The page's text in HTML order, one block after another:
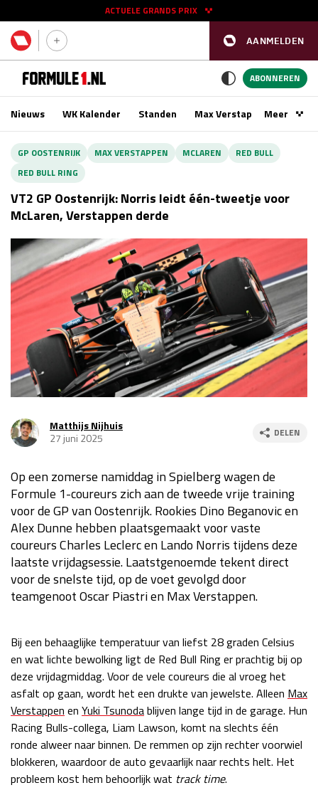
AANMELDEN
ACTUELE GRANDS PRIX
11 - 13 sep
Race
zo 15:00 - 17:00
GP AZERBEIDZJAN 2026
Kwalificatie
vr 14:00 - 15:00
Race
za 13:00 - 15:00
GP SINGAPORE 2026
Kwalificatie
za 15:00 - 16:00
Race
zo 14:00 - 16:00
GP VERENIGDE STATEN 2026 23 - 25 okt
Race
zo 21:00 - 23:00
GP MEXICO 2026 30 okt - 01 nov
Kwalificatie
za 22:00 - 23:00
Race
zo 21:00 - 23:00
GP SÃO PAULO 2026 06 - 08 nov
Kwalificatie
za 19:00 - 20:00
Race
zo 18:00 - 20:00
Kwalificatie
za 05:00 - 06:00
Race
zo 05:00 - 07:00
GP ABU DHABI 2026 04 - 06 dec
Kwalificatie
za 15:00 - 16:00
Race
zo 14:00 - 16:00
ABONNEREN
Nieuws WK Kalender Standen Max VerstappenMeer
GP OOSTENRIJK MAX VERSTAPPEN MCLAREN
RED BULL
RED BULL RING
VT2 GP Oostenrijk: Norris leidt één-tweetje voor
McLaren, Verstappen derde
Matthijs Nijhuis
27 juni 2025
DELEN
Op een zomerse namiddag in Spielberg wagen de
Formule 1-coureurs zich aan de tweede vrije training
voor de GP van Oostenrijk. Rookies Dino Beganovic en
Alex Dunne hebben plaatsgemaakt voor vaste
coureurs Charles Leclerc en Lando Norris tijdens deze
laatste vrijdagsessie. Laatstgenoemde tekent direct
voor de snelste tijd, op de voet gevolgd door
teamgenoot Oscar Piastri en Max Verstappen.
Bij een behaaglijke temperatuur van liefst 28 graden Celsius
en wat lichte bewolking ligt de Red Bull Ring er prachtig bij op
deze vrijdagmiddag. Voor de vele coureurs die al vroeg het
asfalt op gaan, wordt het een drukte van jewelste. Alleen Max
Verstappen en Yuki Tsunodablijven lange tijd in de garage. Hun
Racing Bulls-collega, Liam Lawson, komt na slechts één
ronde alweer naar binnen. De remmen op zijn rechter voorwiel
blokkeren, waardoor de auto gevaarlijk naar rechts helt. Het
probleem kost hem behoorlijk wat track time.